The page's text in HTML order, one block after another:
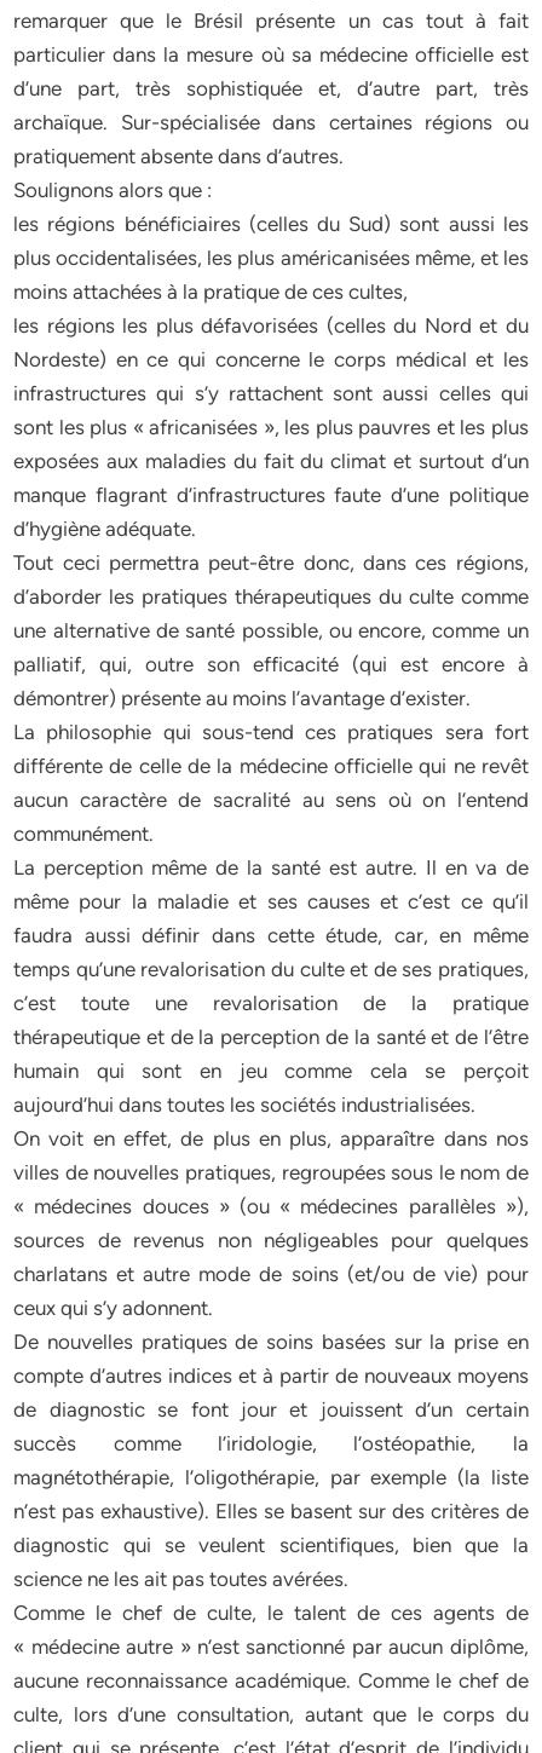
remarquer que le Brésil présente un cas tout à fait
particulier dans la mesure où sa médecine officielle est
d’une part, très sophistiquée et, d’autre part, très
archaïque. Sur-spécialisée dans certaines régions ou
pratiquement absente dans d’autres.
Soulignons alors que :
les régions bénéficiaires (celles du Sud) sont aussi les
plus occidentalisées, les plus américanisées même, et les
moins attachées à la pratique de ces cultes,
les régions les plus défavorisées (celles du Nord et du
Nordeste) en ce qui concerne le corps médical et les
infrastructures qui s’y rattachent sont aussi celles qui
sont les plus « africanisées », les plus pauvres et les plus
exposées aux maladies du fait du climat et surtout d’un
manque flagrant d’infrastructures faute d’une politique
d’hygiène adéquate.
Tout ceci permettra peut-être donc, dans ces régions,
d’aborder les pratiques thérapeutiques du culte comme
une alternative de santé possible, ou encore, comme un
palliatif, qui, outre son efficacité (qui est encore à
démontrer) présente au moins l’avantage d’exister.
La philosophie qui sous-tend ces pratiques sera fort
différente de celle de la médecine officielle qui ne revêt
aucun caractère de sacralité au sens où on l’entend
communément.
La perception même de la santé est autre. Il en va de
même pour la maladie et ses causes et c’est ce qu’il
faudra aussi définir dans cette étude, car, en même
temps qu’une revalorisation du culte et de ses pratiques,
c’est toute une revalorisation de la pratique
thérapeutique et de la perception de la santé et de l’être
humain qui sont en jeu comme cela se perçoit
aujourd’hui dans toutes les sociétés industrialisées.
On voit en effet, de plus en plus, apparaître dans nos
villes de nouvelles pratiques, regroupées sous le nom de
« médecines douces » (ou « médecines parallèles »),
sources de revenus non négligeables pour quelques
charlatans et autre mode de soins (et/ou de vie) pour
ceux qui s’y adonnent.
De nouvelles pratiques de soins basées sur la prise en
compte d’autres indices et à partir de nouveaux moyens
de diagnostic se font jour et jouissent d’un certain
succès comme l’iridologie, l’ostéopathie, la
magnétothérapie, l’oligothérapie, par exemple (la liste
n’est pas exhaustive). Elles se basent sur des critères de
diagnostic qui se veulent scientifiques, bien que la
science ne les ait pas toutes avérées.
Comme le chef de culte, le talent de ces agents de
« médecine autre » n’est sanctionné par aucun diplôme,
aucune reconnaissance académique. Comme le chef de
culte, lors d’une consultation, autant que le corps du
client qui se présente, c’est l’état d’esprit de l’individu